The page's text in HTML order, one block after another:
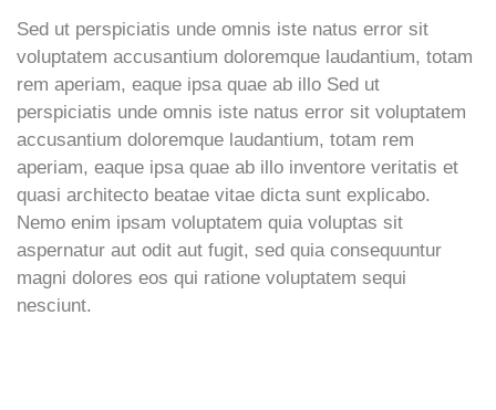
Sed ut perspiciatis unde omnis iste natus error sit
voluptatem accusantium doloremque laudantium, totam
rem aperiam, eaque ipsa quae ab illo Sed ut
perspiciatis unde omnis iste natus error sit voluptatem
accusantium doloremque laudantium, totam rem
aperiam, eaque ipsa quae ab illo inventore veritatis et
quasi architecto beatae vitae dicta sunt explicabo.
Nemo enim ipsam voluptatem quia voluptas sit
aspernatur aut odit aut fugit, sed quia consequuntur
magni dolores eos qui ratione voluptatem sequi
nesciunt.